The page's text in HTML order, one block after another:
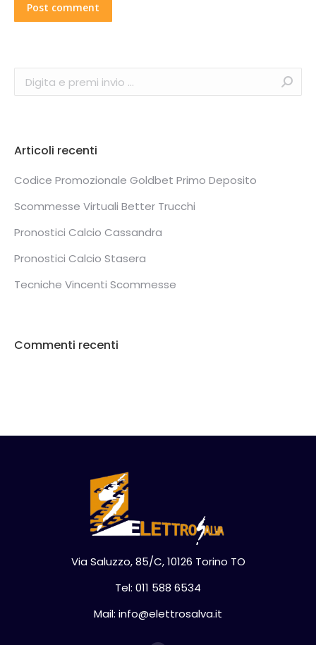
Post comment
Search:
Articoli recenti
Codice Promozionale Goldbet Primo Deposito
Scommesse Virtuali Better Trucchi
Pronostici Calcio Cassandra
Pronostici Calcio Stasera
Tecniche Vincenti Scommesse
Commenti recenti
Via Saluzzo, 85/C, 10126 Torino TO
Tel: 011 588 6534
Mail: info@elettrosalva.it